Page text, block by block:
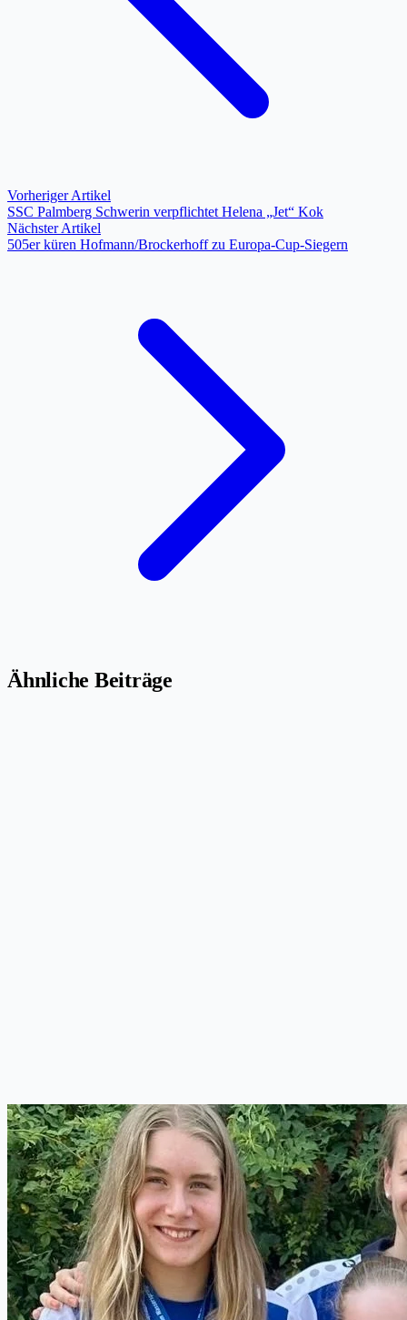
Vorheriger Artikel
SSC Palmberg Schwerin verpflichtet Helena „Jet“ Kok
Nächster Artikel
505er küren Hofmann/Brockerhoff zu Europa-Cup-Siegern
Ähnliche Beiträge